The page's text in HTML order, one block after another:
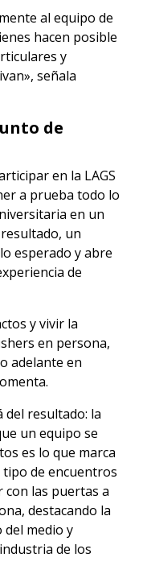
al equipo de
hacen posible
y
señala
de
en la LAGS
a prueba todo lo
en un
un
esperado y abre
de
y vivir la
en persona,
adelante en
del resultado: la
un equipo se
es lo que marca
tipo de encuentros
con las puertas a
destacando la
medio y
de los